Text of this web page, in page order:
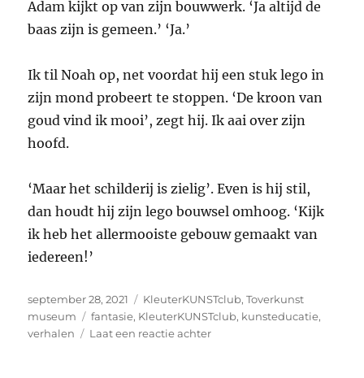
Adam kijkt op van zijn bouwwerk. ‘Ja altijd de
baas zijn is gemeen.’ ‘Ja.’
Ik til Noah op, net voordat hij een stuk lego in
zijn mond probeert te stoppen. ‘De kroon van
goud vind ik mooi’, zegt hij. Ik aai over zijn
hoofd.
‘Maar het schilderij is zielig’. Even is hij stil,
dan houdt hij zijn lego bouwsel omhoog. ‘Kijk
ik heb het allermooiste gebouw gemaakt van
iedereen!’
Geplaatst
op
september 28, 2021 Categorieën
KleuterKUNSTclub,Toverkunst
museum
Tags
fantasie, KleuterKUNSTclub, kunsteducatie,
verhalen
Laat een reactie achterop